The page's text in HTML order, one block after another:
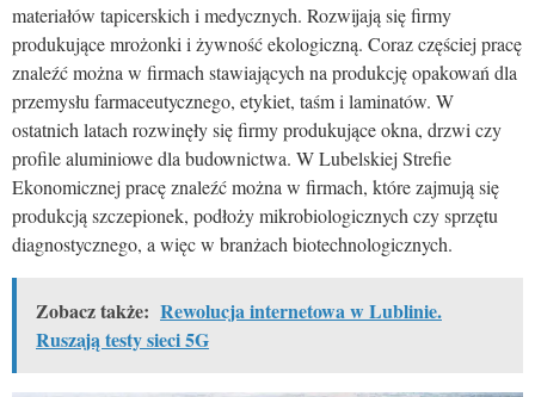
materiałów tapicerskich i medycznych. Rozwijają się firmy
produkujące mrożonki i żywność ekologiczną. Coraz częściej pracę
znaleźć można w firmach stawiających na produkcję opakowań dla
przemysłu farmaceutycznego, etykiet, taśm i laminatów. W
ostatnich latach rozwinęły się firmy produkujące okna, drzwi czy
profile aluminiowe dla budownictwa. W Lubelskiej Strefie
Ekonomicznej pracę znaleźć można w firmach, które zajmują się
produkcją szczepionek, podłoży mikrobiologicznych czy sprzętu
diagnostycznego, a więc w branżach biotechnologicznych.
Zobacz także: Rewolucja internetowa w Lublinie.
Ruszają testy sieci 5G